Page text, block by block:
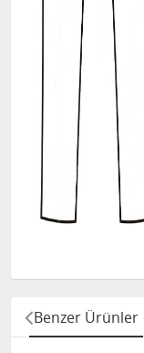
Benzer Ürünler